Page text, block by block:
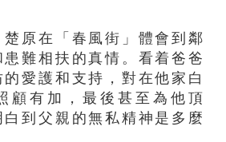
在「春風街」體會到鄰
難相扶的真情。看着爸爸
愛護和支持，對在他家白
顧有加，最後甚至為他頂
到父親的無私精神是多麼